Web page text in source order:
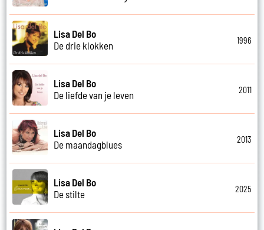
Lisa Del Bo
De drie klokken
1996
Lisa Del Bo
De liefde van je leven
2011
Lisa Del Bo
De maandagblues
2013
Lisa Del Bo
De stilte
2025